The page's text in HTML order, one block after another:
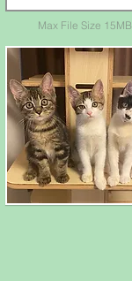
Max File Size 15MB